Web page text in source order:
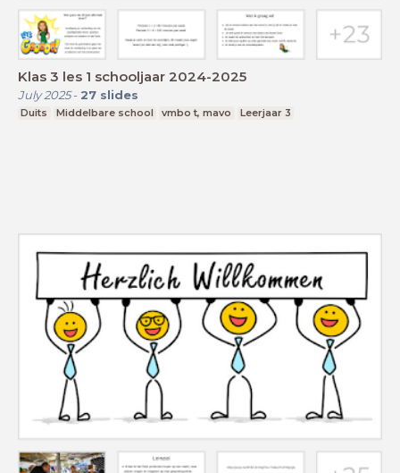
Klas 3 les 1 schooljaar 2024-2025
July 2025- 27 slides
Duits Middelbare school vmbo t, mavo Leerjaar 3